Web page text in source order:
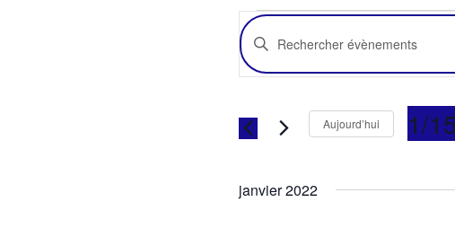
RECHERCHE
ET
NAVIGATION
ÉVÈNEMENTS
Saisir
mot-
clé.
Évènements
clé.
Aujourd’hui 1/
date.
janvier 2022